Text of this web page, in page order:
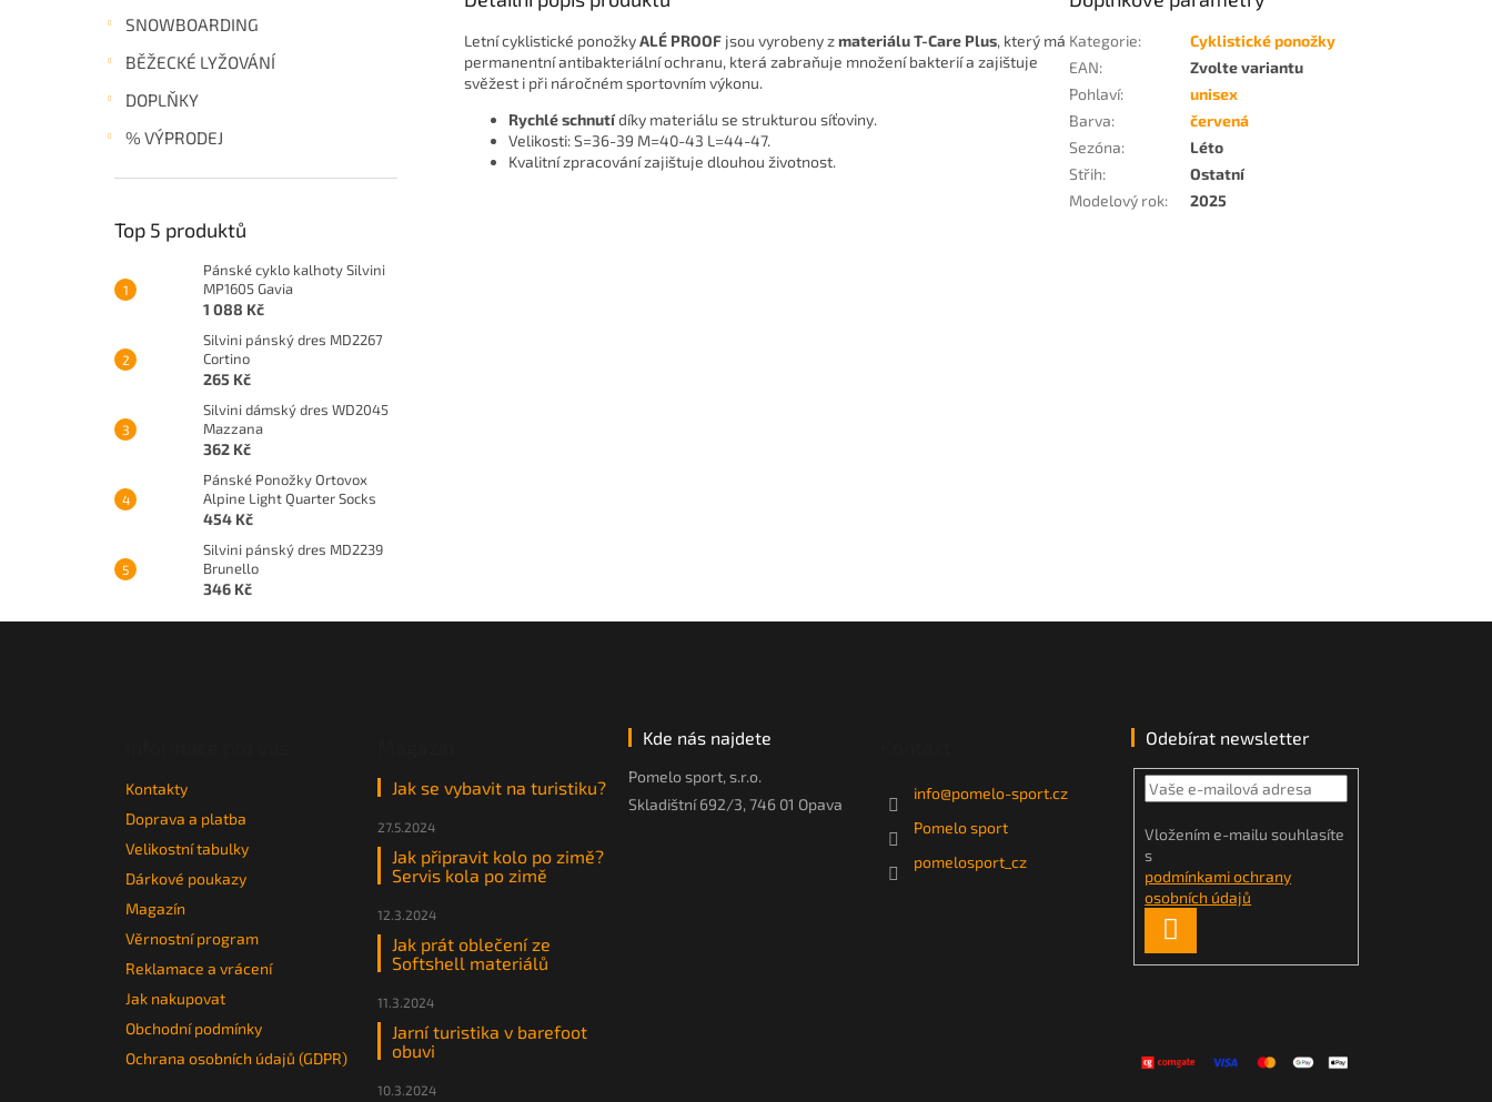
SNOWBOARDING
BĚŽECKÉ LYŽOVÁNÍ
DOPLŇKY
% VÝPRODEJ
Top 5 produktů
Pánské cyklo kalhoty Silvini
MP1605 Gavia
1 088 Kč
Silvini pánský dres MD2267
Cortino
265 Kč
Silvini dámský dres WD2045
Mazzana
362 Kč
Pánské Ponožky Ortovox
Alpine Light Quarter Socks
454 Kč
Silvini pánský dres MD2239
Brunello
346 Kč
Letní cyklistické ponožkyALÉ PROOF jsou vyrobeny zmateriálu T-Care Plus, který má
permanentní antibakteriální ochranu, která zabraňuje množení bakterií a zajištuje
svěžest i při náročném sportovním výkonu.
Rychlé schnutídíky materiálu se strukturou síťoviny.
Velikosti: S=36-39 M=40-43 L=44-47.
Kvalitní zpracování zajištuje dlouhou životnost.
Kategorie:
Cyklistické ponožky
EAN:
Zvolte variantu
Pohlaví:
unisex
Barva:
červená
Sezóna:
Léto
Střih:
Ostatní
Modelový rok: 2025
Kontakty
Doprava a platba
Velikostní tabulky
Dárkové poukazy
Magazín
Věrnostní program
Reklamace a vrácení
Jak nakupovat
Obchodní podmínky
Ochrana osobních údajů (GDPR)
Jak se vybavit na turistiku?
27.5.2024
Jak připravit kolo po zimě?
Servis kola po zimě
12.3.2024
Jak prát oblečení ze
Softshell materiálů
11.3.2024
Jarní turistika v barefoot
obuvi
10.3.2024
Kde nás najdete
Pomelo sport, s.r.o.
Skladištní 692/3, 746 01 Opava
info@pomelo-sport.cz
Pomelo sport
pomelosport_cz
Odebírat newsletter
Vložením e-mailu souhlasíte
s
podmínkami ochrany
osobních údajů
SE